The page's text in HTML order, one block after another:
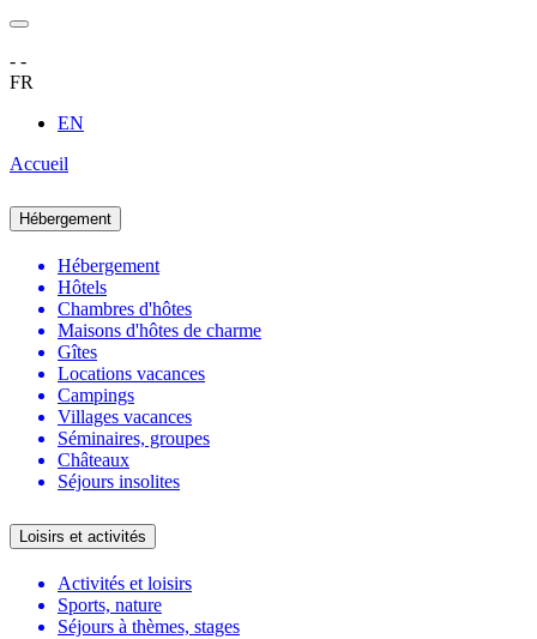
- -
FR
EN
Accueil
Hébergement
Hébergement
Hôtels
Chambres d'hôtes
Maisons d'hôtes de charme
Gîtes
Locations vacances
Campings
Villages vacances
Séminaires, groupes
Châteaux
Séjours insolites
Loisirs et activités
Activités et loisirs
Sports, nature
Séjours à thèmes, stages